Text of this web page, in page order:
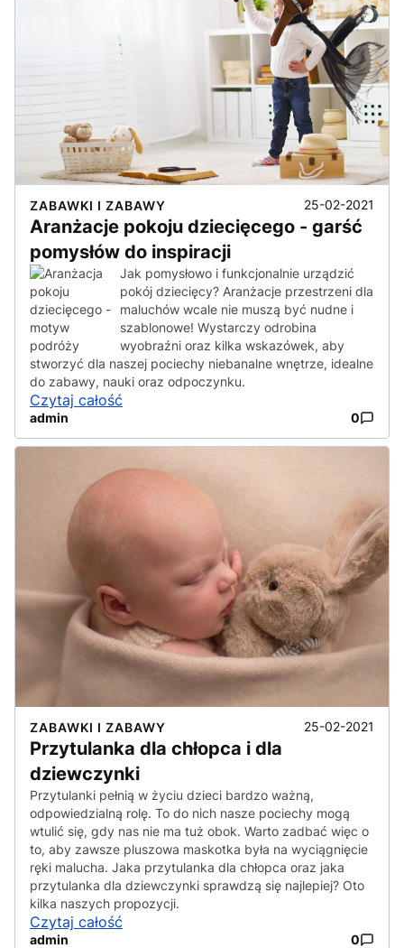
ZABAWKI I ZABAWY 25-02-2021
Aranżacje pokoju dziecięcego - garść
pomysłów do inspiracji
Jak pomysłowo i funkcjonalnie urządzić
pokój dziecięcy? Aranżacje przestrzeni dla
maluchów wcale nie muszą być nudne i
szablonowe! Wystarczy odrobina
wyobraźni oraz kilka wskazówek, aby
stworzyć dla naszej pociechy niebanalne wnętrze, idealne
do zabawy, nauki oraz odpoczynku.
Czytaj całość
admin 0
ZABAWKI I ZABAWY 25-02-2021
Przytulanka dla chłopca i dla
dziewczynki
Przytulanki pełnią w życiu dzieci bardzo ważną,
odpowiedzialną rolę. To do nich nasze pociechy mogą
wtulić się, gdy nas nie ma tuż obok. Warto zadbać więc o
to, aby zawsze pluszowa maskotka była na wyciągnięcie
ręki malucha. Jaka przytulanka dla chłopca oraz jaka
przytulanka dla dziewczynki sprawdzą się najlepiej? Oto
kilka naszych propozycji.
Czytaj całość
admin 0